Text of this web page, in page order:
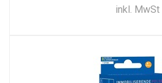
inkl. MwSt